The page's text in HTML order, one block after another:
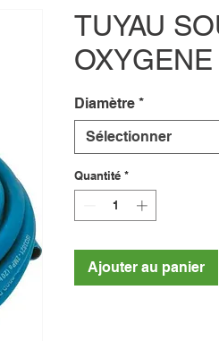
TUYAU
Diamètre *
Sélectionner
Quantité *
Ajouter au panier